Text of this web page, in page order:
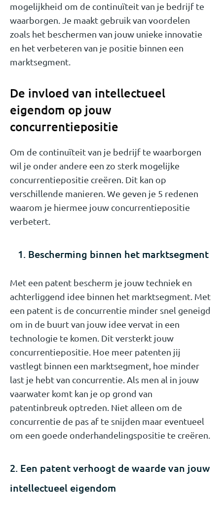
mogelijkheid om de continuïteit van je bedrijf te
waarborgen. Je maakt gebruik van voordelen
zoals het beschermen van jouw unieke innovatie
en het verbeteren van je positie binnen een
marktsegment.
De invloed van intellectueel
eigendom op jouw
concurrentiepositie
Om de continuïteit van je bedrijf te waarborgen
wil je onder andere een zo sterk mogelijke
concurrentiepositie creëren. Dit kan op
verschillende manieren. We geven je 5 redenen
waarom je hiermee jouw concurrentiepositie
verbetert.
1. Bescherming binnen het marktsegment
Met een patent bescherm je jouw techniek en
achterliggend idee binnen het marktsegment. Met
een patent is de concurrentie minder snel geneigd
om in de buurt van jouw idee vervat in een
technologie te komen. Dit versterkt jouw
concurrentiepositie. Hoe meer patenten jij
vastlegt binnen een marktsegment, hoe minder
last je hebt van concurrentie. Als men al in jouw
vaarwater komt kan je op grond van
patentinbreuk optreden. Niet alleen om de
concurrentie de pas af te snijden maar eventueel
om een goede onderhandelingspositie te creëren.
2. Een patent verhoogt de waarde van jouw
intellectueel eigendom